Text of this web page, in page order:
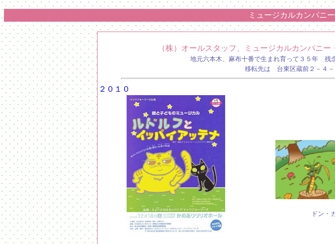
ミュージカルカンパニ
（株）オールスタッフ、ミュージカルカンパニ
地元六本木、麻布十番で生まれ育って３５年 残
移転先は 台東区蔵前２－４
２０１０
ドン・